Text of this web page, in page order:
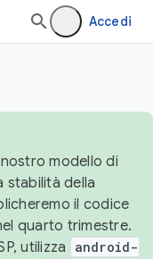
Accedi
modello di
stabilità della
il codice
quarto trimestre.
utilizza
android-